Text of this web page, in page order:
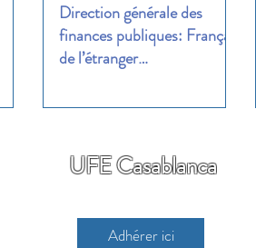
Direction générale des
finances publiques: Français
de l’étranger…
UFE Casablanca
Adhérer ici